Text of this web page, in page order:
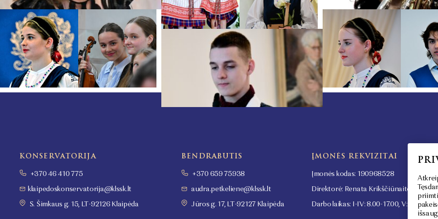
KONSERVATORIJA
+370 46 410 775
klaipedoskonservatorija@klssk.lt
S. Šimkaus g. 15, LT-92126 Klaipėda
BENDRABUTIS
+370 659 75938
audra.petkeliene@klssk.lt
Jūros g. 17, LT-92127 Klaipėda
ĮMONĖS REKVIZITAI
Įmonės kodas: 190968528
Direktorė: Renata Krikščiūnaitė-
Darbo laikas: I-IV: 8.00-17.00, V: 8.00-
priimti